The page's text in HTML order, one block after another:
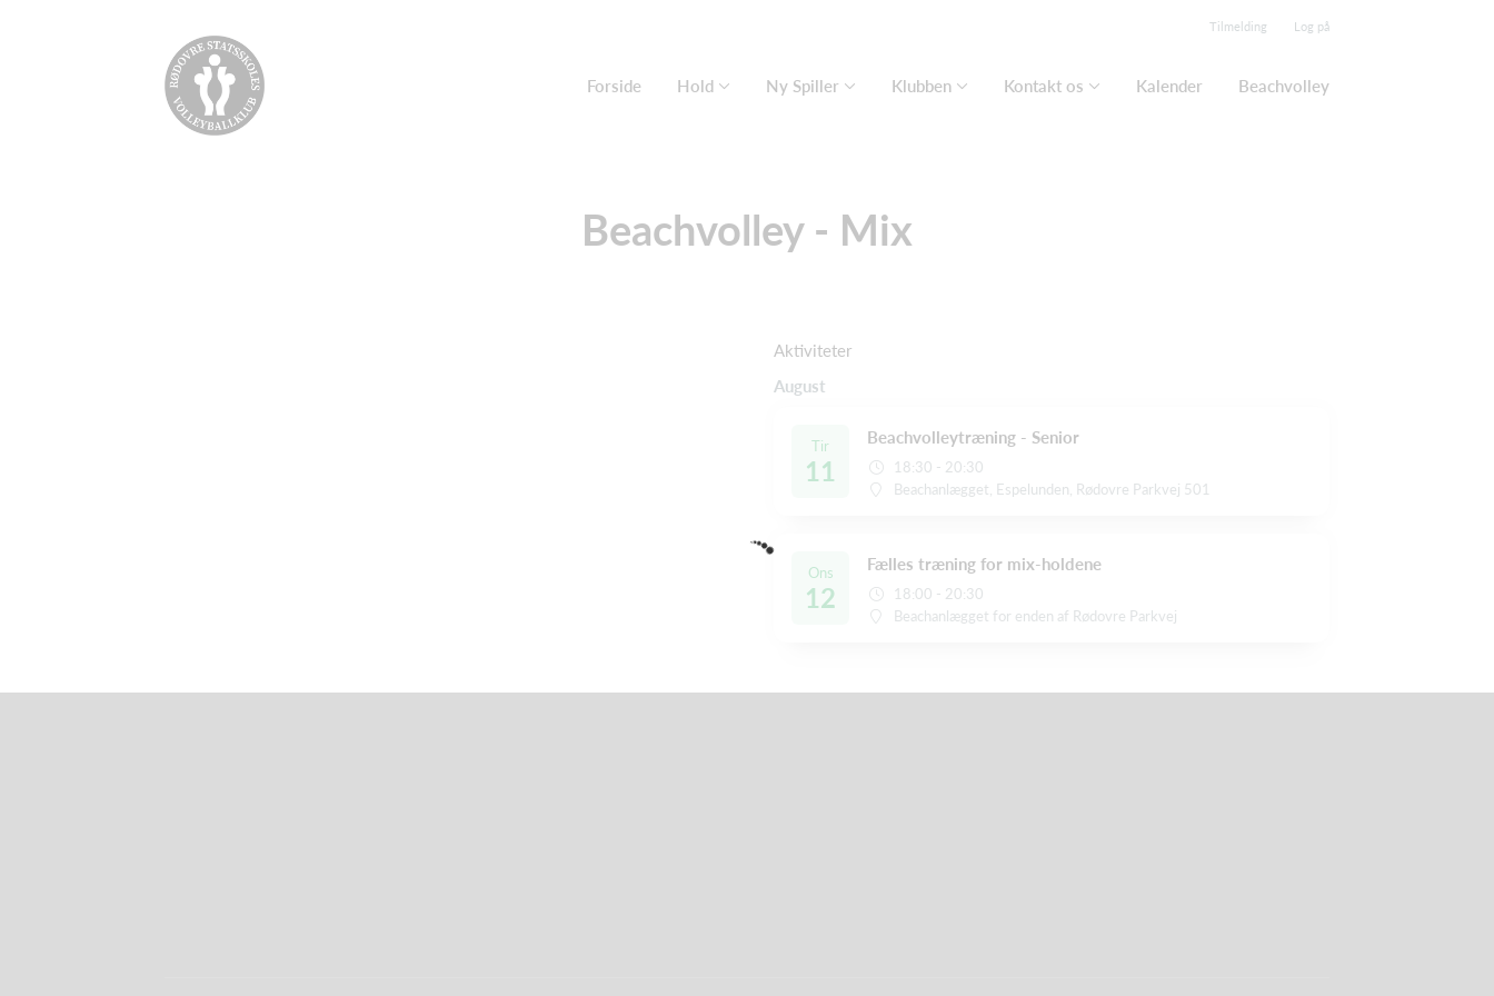
Tilmelding Log på
Forside Hold Ny Spiller Klubben Kontakt os Kalender Beachvolley
Beachvolley - Mix
Aktiviteter
August
Tir
11
Beachvolleytræning - Senior
18:30 - 20:30
Beachanlægget, Espelunden, Rødovre Parkvej 501
Ons
12
Fælles træning for mix-holdene
18:00 - 20:30
Beachanlægget for enden af Rødovre Parkvej